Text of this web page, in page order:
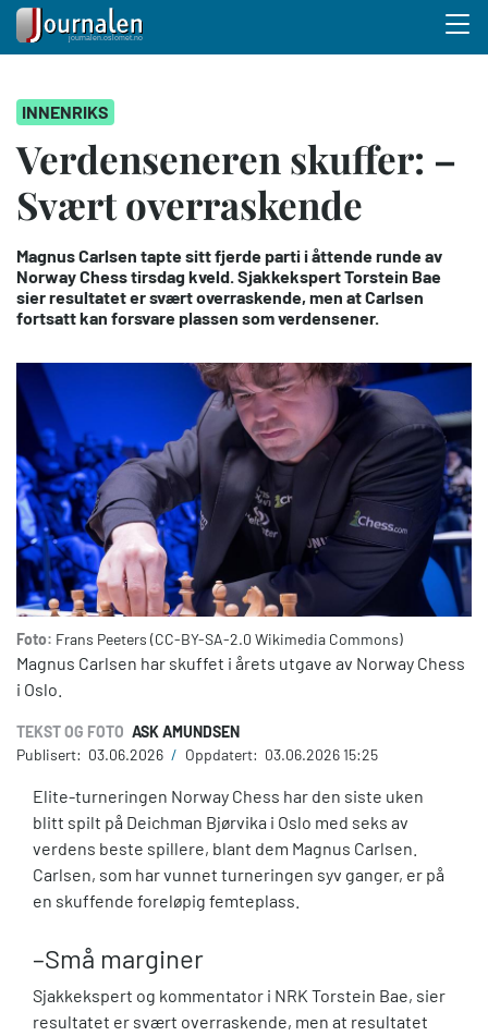
hovedinnhold
INNENRIKS
Verdenseneren skuffer: –
Svært overraskende
Magnus Carlsen tapte sitt fjerde parti i åttende runde av
Norway Chess tirsdag kveld. Sjakkekspert Torstein Bae
sier resultatet er svært overraskende, men at Carlsen
fortsatt kan forsvare plassen som verdensener.
Foto: Frans Peeters (CC-BY-SA-2.0 Wikimedia Commons)
Magnus Carlsen har skuffet i årets utgave av Norway Chess
i Oslo.
TEKST OG FOTO ASK AMUNDSEN
Publisert: 03.06.2026 / Oppdatert: 03.06.2026 15:25
Elite-turneringen Norway Chess har den siste uken
blitt spilt på Deichman Bjørvika i Oslo med seks av
verdens beste spillere, blant dem Magnus Carlsen.
Carlsen, som har vunnet turneringen syv ganger, er på
en skuffende foreløpig femteplass.
–Små marginer
Sjakkekspert og kommentator i NRK Torstein Bae, sier
resultatet er svært overraskende, men at resultatet